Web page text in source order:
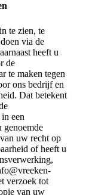
te zien, te
via de
heeft u
de
te maken tegen
ons bedrijf en
Dat betekent
een
genoemde
uw recht op
of heeft u
verzoek tot
van uw